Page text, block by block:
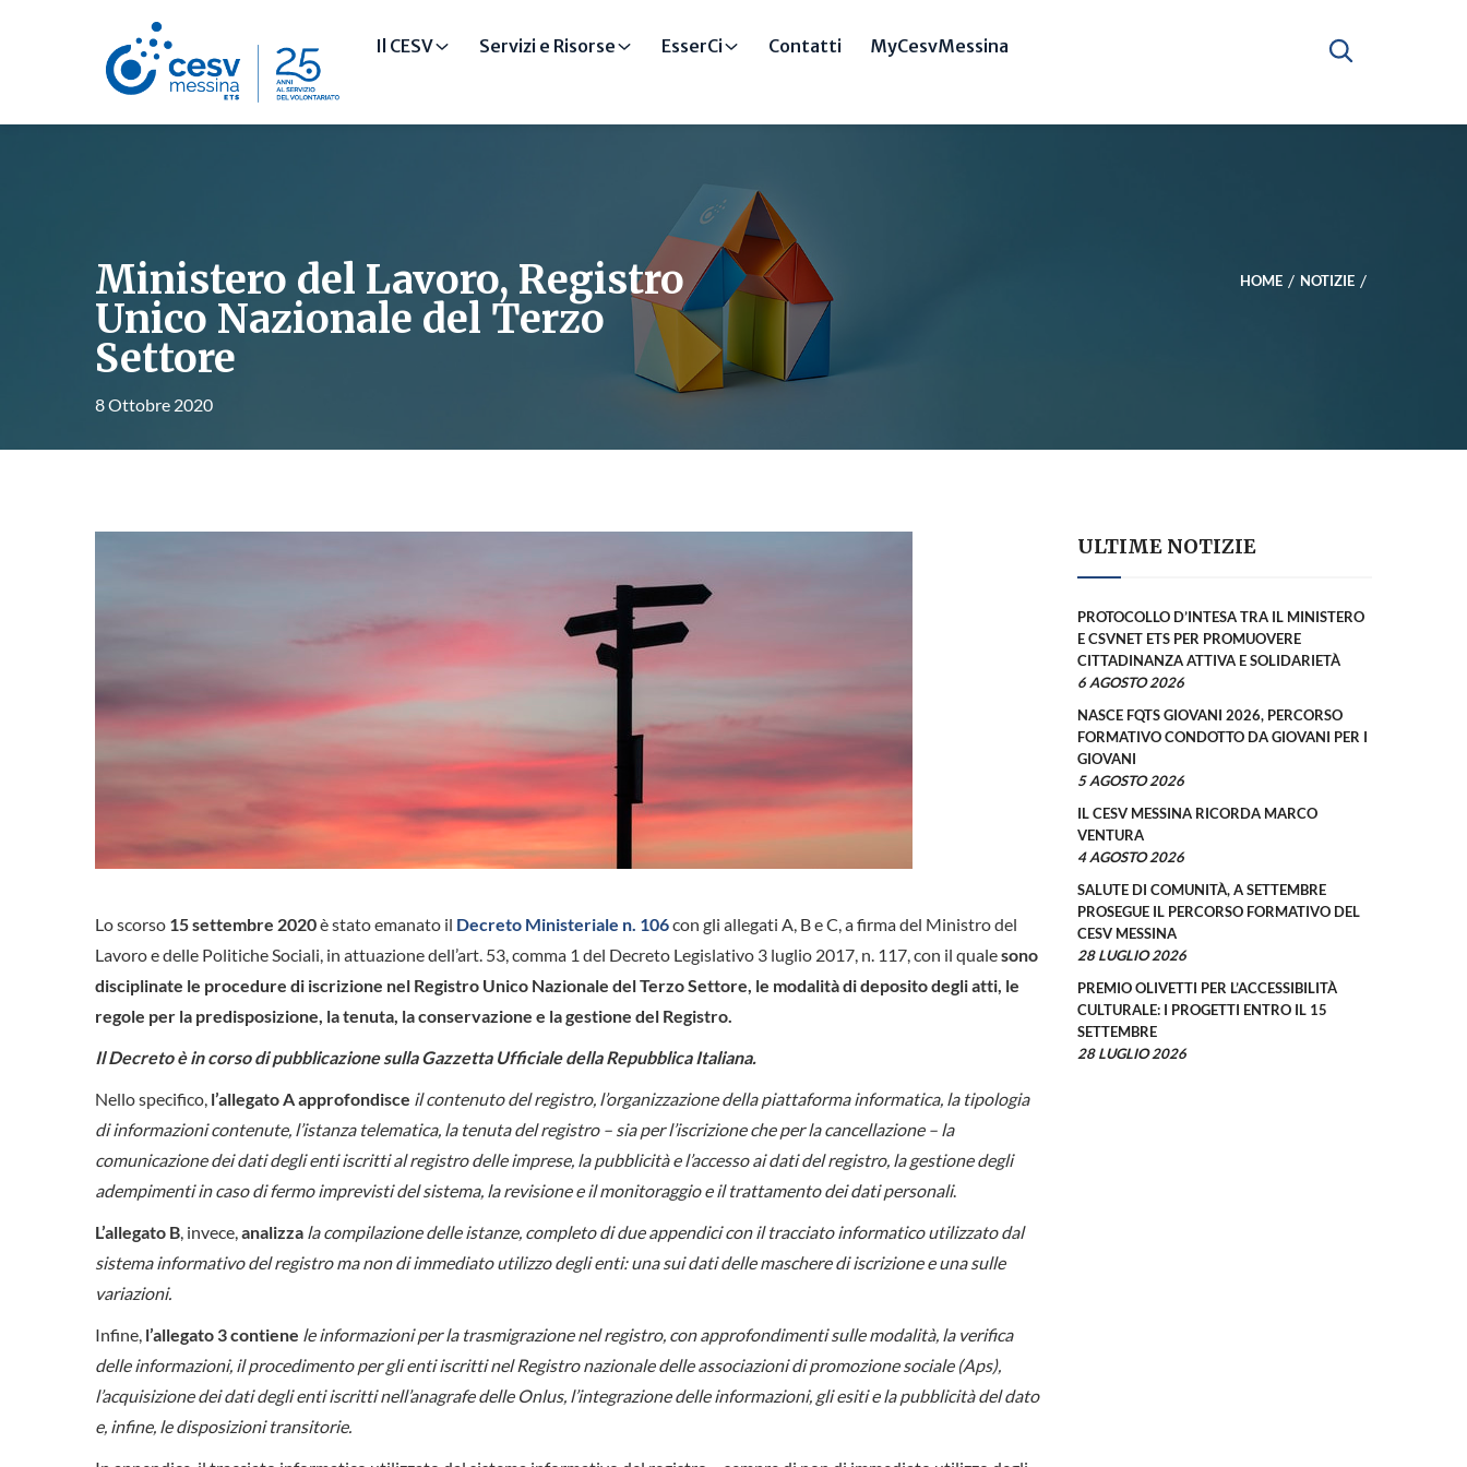
Il CESV Servizi e Risorse EsserCi Contatti MyCesvMessina
Ministero del Lavoro, Registro
Unico Nazionale del Terzo
Settore
8 Ottobre 2020
HOME NOTIZIE
Lo scorso 15 settembre 2020è stato emanato il Decreto Ministeriale n. 106con gli allegati A, B e C, a firma del Ministro del
Lavoro e delle Politiche Sociali, in attuazione dell’art. 53, comma 1 del Decreto Legislativo 3 luglio 2017, n. 117, con il qualesono
disciplinate le procedure di iscrizione nel Registro Unico Nazionale del Terzo Settore, le modalità di deposito degli atti, le
regole per la predisposizione, la tenuta, la conservazione e la gestione del Registro.
Il Decreto è in corso di pubblicazione sulla Gazzetta Ufficiale della Repubblica Italiana.
Nello specifico, l’allegato A approfondisce il contenuto del registro, l’organizzazione della piattaforma informatica, la tipologia
di informazioni contenute, l’istanza telematica, la tenuta del registro – sia per l’iscrizione che per la cancellazione – la
comunicazione dei dati degli enti iscritti al registro delle imprese, la pubblicità e l’accesso ai dati del registro, la gestione degli
adempimenti in caso di fermo imprevisti del sistema, la revisione e il monitoraggio e il trattamento dei dati personali.
L’allegato B, invece,analizza la compilazione delle istanze, completo di due appendici con il tracciato informatico utilizzato dal
sistema informativo del registro ma non di immediato utilizzo degli enti: una sui dati delle maschere di iscrizione e una sulle
variazioni.
Infine, l’allegato 3 contiene le informazioni per la trasmigrazione nel registro, con approfondimenti sulle modalità, la verifica
delle informazioni, il procedimento per gli enti iscritti nel Registro nazionale delle associazioni di promozione sociale (Aps),
l’acquisizione dei dati degli enti iscritti nell’anagrafe delle Onlus, l’integrazione delle informazioni, gli esiti e la pubblicità del dato
e, infine, le disposizioni transitorie.
ULTIME NOTIZIE
PROTOCOLLO D’INTESA TRA IL MINISTERO
E CSVNET ETS PER PROMUOVERE
CITTADINANZA ATTIVA E SOLIDARIETÀ
6 AGOSTO 2026
NASCE FQTS GIOVANI 2026, PERCORSO
FORMATIVO CONDOTTO DA GIOVANI PER I
GIOVANI
5 AGOSTO 2026
IL CESV MESSINA RICORDA MARCO
VENTURA
4 AGOSTO 2026
SALUTE DI COMUNITÀ, A SETTEMBRE
PROSEGUE IL PERCORSO FORMATIVO DEL
CESV MESSINA
28 LUGLIO 2026
PREMIO OLIVETTI PER L’ACCESSIBILITÀ
CULTURALE: I PROGETTI ENTRO IL 15
SETTEMBRE
28 LUGLIO 2026